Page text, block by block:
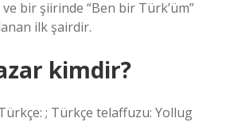
bir şiirinde “Ben bir Türk’üm”
ilk şairdir.
kimdir?
; Türkçe telaffuzu: Yollug